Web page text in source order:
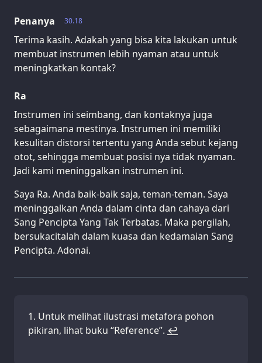
30.18
Penanya
Terima kasih. Adakah yang bisa kita lakukan untuk
membuat instrumen lebih nyaman atau untuk
meningkatkan kontak?
Ra
Instrumen ini seimbang, dan kontaknya juga
sebagaimana mestinya. Instrumen ini memiliki
kesulitan distorsi tertentu yang Anda sebut kejang
otot, sehingga membuat posisi nya tidak nyaman.
Jadi kami meninggalkan instrumen ini.
Saya Ra. Anda baik-baik saja, teman-teman. Saya
meninggalkan Anda dalam cinta dan cahaya dari
Sang Pencipta Yang Tak Terbatas. Maka pergilah,
bersukacitalah dalam kuasa dan kedamaian Sang
Pencipta. Adonai.
Untuk melihat ilustrasi metafora pohon
pikiran, lihat buku “Reference”. ↩